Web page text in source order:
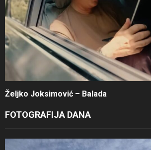
Željko Joksimović – Balada
FOTOGRAFIJA DANA